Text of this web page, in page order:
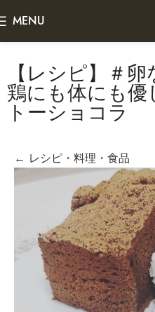
MENU
【レシピ】＃
鶏にも体にも
トーショコラ
← レシピ・料理・食品